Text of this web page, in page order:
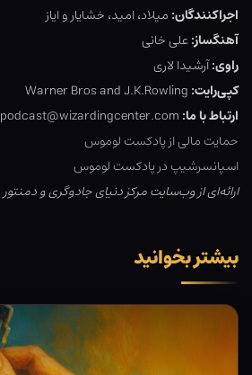
اجراکنندگان: میلاد، امید، خشایار و ایاز
آهنگساز:علی خانی
راوی:آرشیدا لاری
کپی‌رایت: Warner Bros and J.K.Rowling
ارتباط با ما: podcast@wizardingcenter.com (
حمایت مالی از پادکست لوموس
اسپانسرشیپ در پادکست لوموس
ارائه‌ای از وب‌سایت مرکز دنیای جادوگری و دمنتور
بیشتر بخوانید